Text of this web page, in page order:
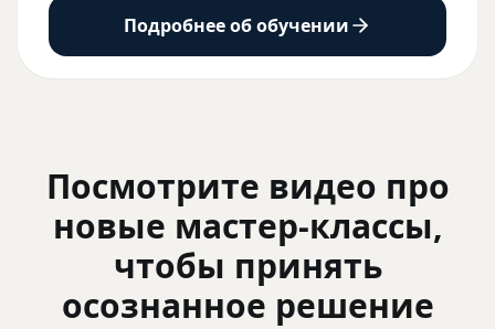
Подробнее об обучении
Посмотрите видео про
новые мастер-классы,
чтобы принять
осознанное решение